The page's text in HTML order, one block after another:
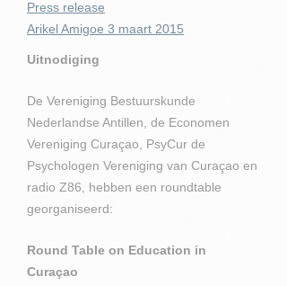
Press release
Arikel Amigoe 3 maart 2015
Uitnodiging
De Vereniging Bestuurskunde
Nederlandse Antillen, de Economen
Vereniging Curaçao, PsyCur de
Psychologen Vereniging van Curaçao en
radio Z86, hebben een roundtable
georganiseerd:
Round Table on Education in
Curaçao